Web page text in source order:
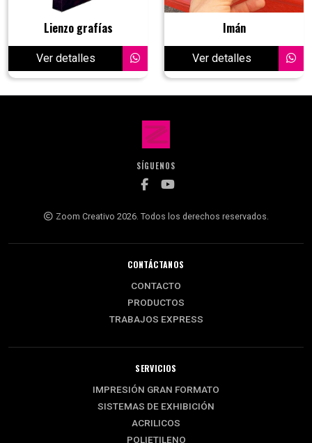
Lienzo grafías
Ver detalles
Imán
Ver detalles
SÍGUENOS
Zoom Creativo 2026. Todos los derechos reservados.
CONTÁCTANOS
CONTACTO
PRODUCTOS
TRABAJOS EXPRESS
SERVICIOS
IMPRESIÓN GRAN FORMATO
SISTEMAS DE EXHIBICIÓN
ACRILICOS
POLIETILENO